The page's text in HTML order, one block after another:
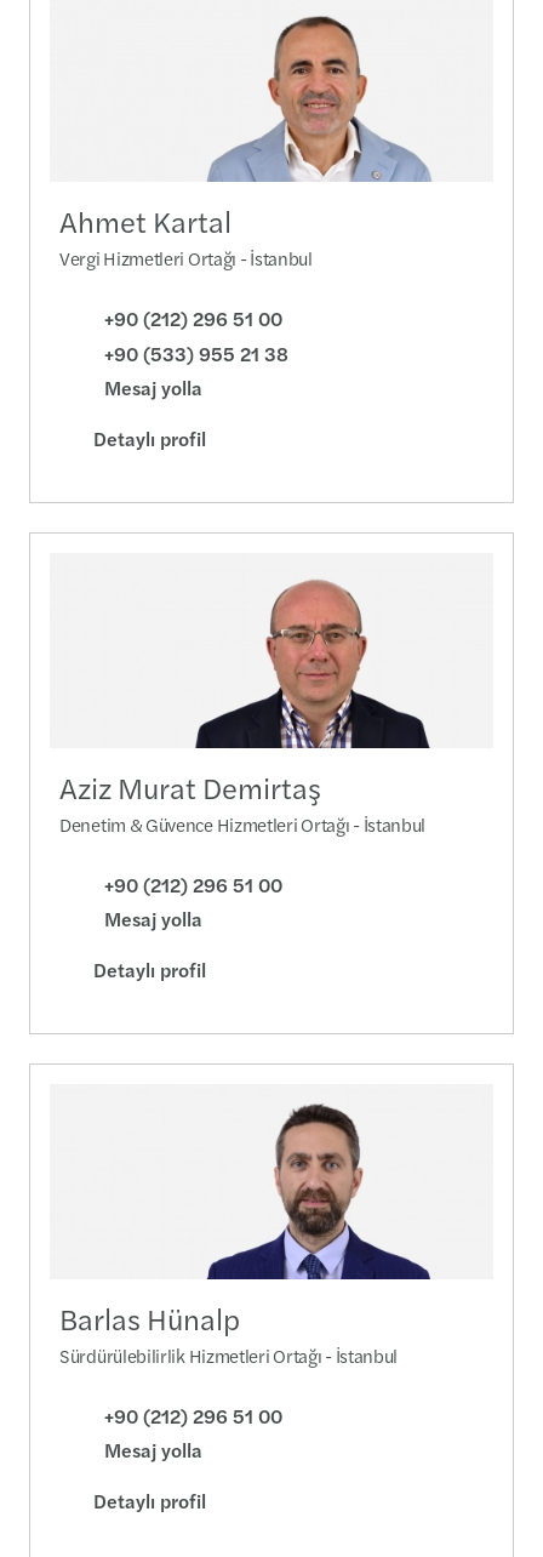
Ahmet Kartal
Vergi Hizmetleri Ortağı - İstanbul
+90 (212) 296 51 00
+90 (533) 955 21 38
Mesaj yolla
Detaylı profil
Aziz Murat Demirtaş
Denetim & Güvence Hizmetleri Ortağı - İstanbul
+90 (212) 296 51 00
Mesaj yolla
Detaylı profil
Barlas Hünalp
Sürdürülebilirlik Hizmetleri Ortağı - İstanbul
+90 (212) 296 51 00
Mesaj yolla
Detaylı profil